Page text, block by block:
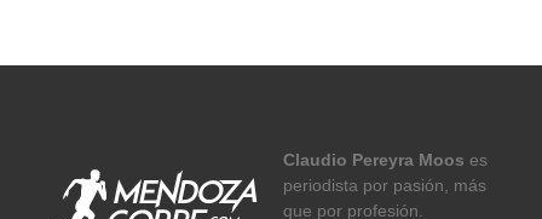
Claudio Pereyra Moos es
periodista por pasión, más
que por profesión.